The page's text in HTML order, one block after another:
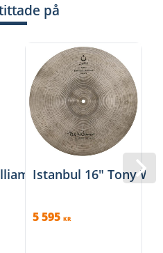
på
Ride JR
Istanbul 16″ Tony
5 595 KR